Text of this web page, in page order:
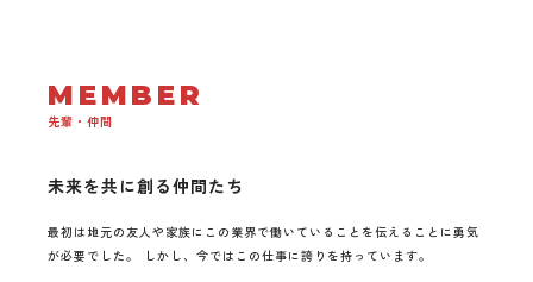
MEMBER
先輩・仲間
未来を共に創る仲間たち
最初は地元の友人や家族にこの業界で働いていることを伝えることに勇気
が必要でした。 しかし、今ではこの仕事に誇りを持っています。